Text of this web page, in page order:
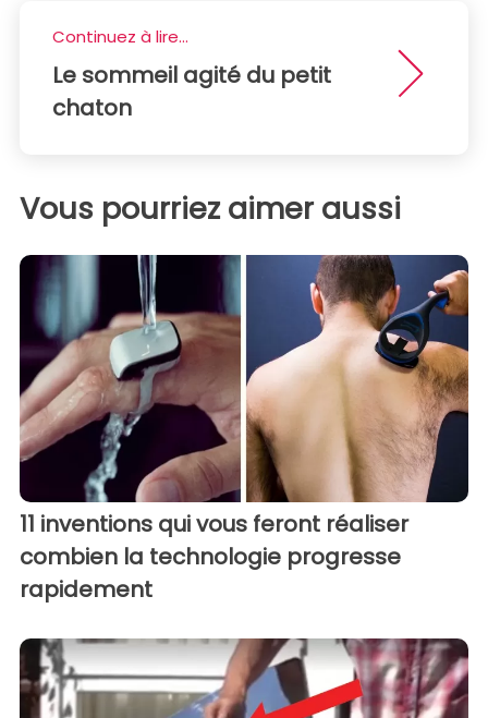
Continuez à lire...
Le sommeil agité du petit
chaton
Vous pourriez aimer aussi
11 inventions qui vous feront réaliser
combien la technologie progresse
rapidement